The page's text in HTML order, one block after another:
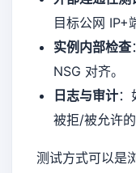
目标公网 IP+
实例内部检查
NSG 对齐。
日志与审计：
被拒/被允许的
测试方式可以是